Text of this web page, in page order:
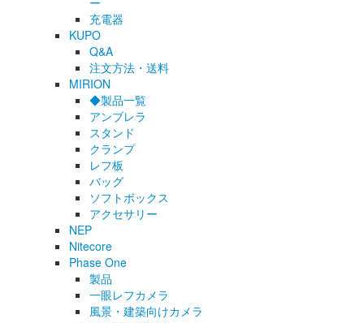
充電器
KUPO
Q&A
注文方法・送料
MIRION
◆製品一覧
アンブレラ
スタンド
クランプ
レフ板
バッグ
ソフトボックス
アクセサリー
NEP
Nitecore
Phase One
製品
一眼レフカメラ
風景・建築向けカメラ